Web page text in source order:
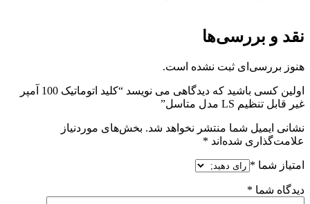
نقد و بررسی‌ها
هنوز بررسی‌ای ثبت نشده است.
اولین کسی باشید که دیدگاهی می نویسد “کلید اتوماتیک 100 آمپر
غیر قابل تنظیم LS مدل متاسل”
نشانی ایمیل شما منتشر نخواهد شد. بخش‌های موردنیاز
علامت‌گذاری شده‌اند *
امتیاز شما *
دیدگاه شما *